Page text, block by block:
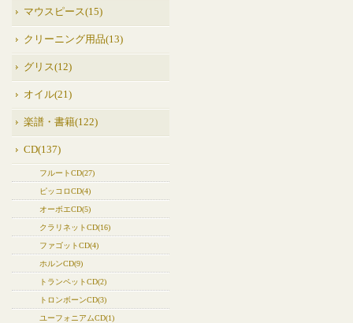
マウスピース(15)
クリーニング用品(13)
グリス(12)
オイル(21)
楽譜・書籍(122)
CD(137)
フルートCD(27)
ピッコロCD(4)
オーボエCD(5)
クラリネットCD(16)
ファゴットCD(4)
ホルンCD(9)
トランペットCD(2)
トロンボーンCD(3)
ユーフォニアムCD(1)